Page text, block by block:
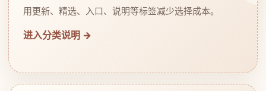
用更新、精选、入口、说明等标签减少选择成本。
进入分类说明 →